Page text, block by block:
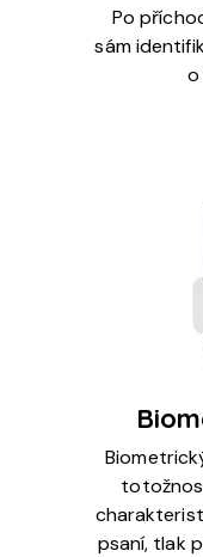
Po
sám
o
psaní, tlak